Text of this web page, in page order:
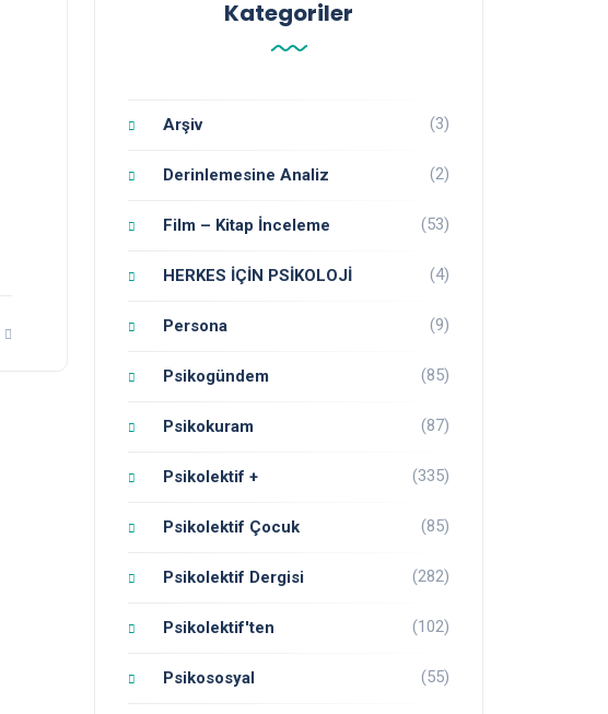
Kategoriler
Arşiv (3)
Derinlemesine Analiz (2)
Film – Kitap İnceleme (53)
HERKES İÇİN PSİKOLOJİ (4)
Persona (9)
Psikogündem (85)
Psikokuram (87)
Psikolektif + (335)
Psikolektif Çocuk (85)
Psikolektif Dergisi (282)
Psikolektif'ten (102)
Psikososyal (55)